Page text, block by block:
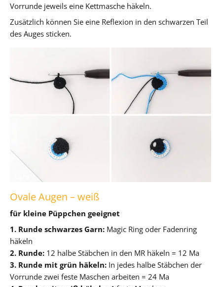
Vorrunde jeweils eine Kettmasche häkeln.
Zusätzlich können Sie eine Reflexion in den schwarzen Teil
des Auges sticken.
Ovale Augen – weiß
für kleine Püppchen geeignet
1. Runde schwarzes Garn: Magic Ring oder Fadenring
häkeln
2. Runde: 12 halbe Stäbchen in den MR häkeln = 12 Ma
3. Runde mit grün häkeln: In jedes halbe Stäbchen der
Vorrunde zwei feste Maschen arbeiten = 24 Ma